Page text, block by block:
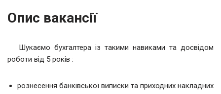
Опис вакансії
Шукаємо бухгалтера із такими навиками та досвідом
роботи від 5 років :
рознесення банківської виписки та приходних накладних